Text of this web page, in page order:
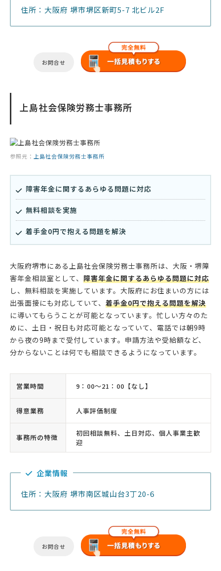
住所：大阪府 堺市堺区新町5-7 北ビル2F
お問合せ
上島社会保険労務士事務所
参照元： 上島社会保険労務士事務所
障害年金に関するあらゆる問題に対応
無料相談を実施
着手金0円で抱える問題を解決
大阪府堺市にある上島社会保険労務士事務所は、大阪・堺障
害年金相談室として、 障害年金に関するあらゆる問題に対応
し、無料相談を実施しています。大阪府にお住まいの方には
出張面接にも対応していて、 着手金0円で抱える問題を解決
に導いてもらうことが可能となっています。忙しい方々のた
めに、土日・祝日も対応可能となっていて、電話では朝9時
から夜の9時まで受付しています。申請方法や受給額など、
分からないことは何でも相談できるようになっています。
営業時間 9：00〜21：00【なし】
得意業務 人事評価制度
事務所の特徴
初回相談無料、土日対応、個人事業主歓
迎
企業情報
住所：大阪府 堺市南区城山台3丁20-6
お問合せ